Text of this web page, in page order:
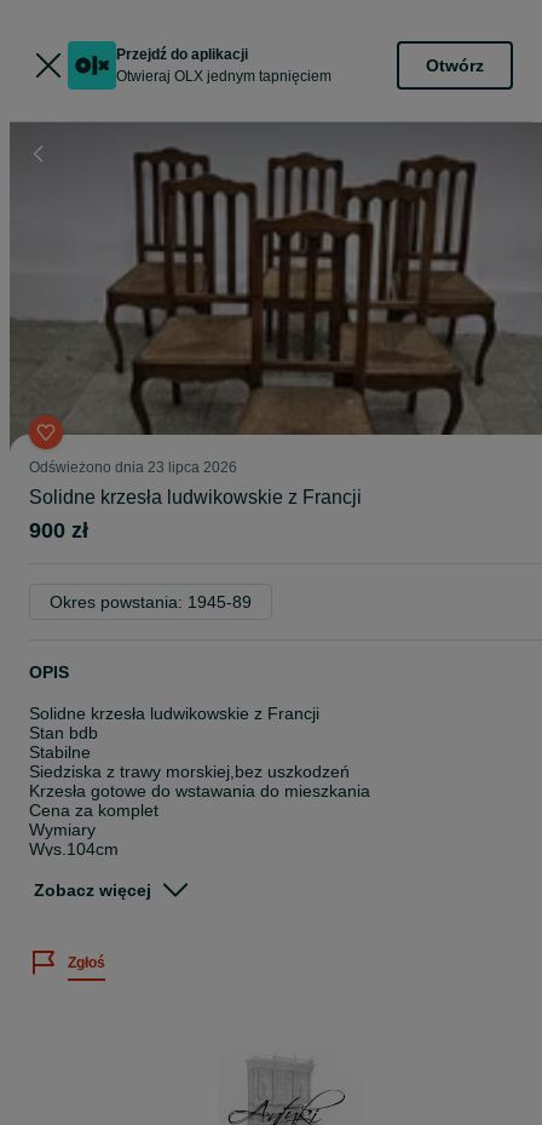
Przejdź do aplikacji
Otwieraj OLX jednym tapnięciem
Otwórz
Odświeżono dnia 23 lipca 2026
Solidne krzesła ludwikowskie z Francji
900 zł
Okres powstania: 1945-89
OPIS
Solidne krzesła ludwikowskie z Francji
Stan bdb
Stabilne
Siedziska z trawy morskiej,bez uszkodzeń
Krzesła gotowe do wstawania do mieszkania
Cena za komplet
Wymiary
Wys.104cm
Szer.48cm
211a po wcześniejszym uzgodnieniu
Zobacz więcej
Zgłoś